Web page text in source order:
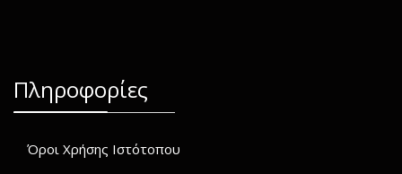
Πληροφορίες
Όροι Χρήσης Ιστότοπου